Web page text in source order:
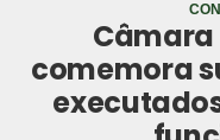
comemora